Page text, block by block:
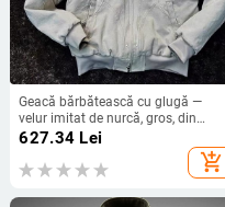
Geacă bărbătească cu glugă —
velur imitat de nurcă, gros, din
bumbac, fermoar, buzunare laterale,
627.34 Lei
add_shopping_cart